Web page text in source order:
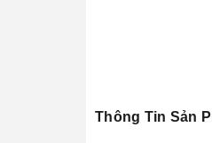
Thông Tin Sản